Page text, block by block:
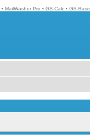
• MailWasher Pro • GS-Calc • GS-Base